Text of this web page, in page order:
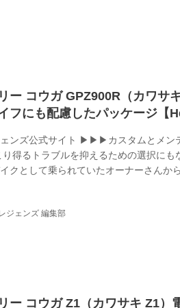
涼しさと快適性を追求した3アイテム
ー コウガ GPZ900R（カワサ
フにも配慮したパッケージ【
ンズ公式サイト ▶▶▶カスタムとメン
り得るトラブルを抑えるための選択に
クとして乗られていたオーナーさんか
入れたい”と依頼をいただいたんです」
にフルに作業していった。 「意識はし
ーミュラパッケージという作りになり
ジェンズ 編集部
ー コウガ Z1（カワサキ Z1）